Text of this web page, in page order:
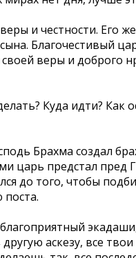
и честности. Его
Благочестивый
веры и доброго
Куда идти? Как
Брахма создал
царь предстал
до того, чтобы
аскезу, все